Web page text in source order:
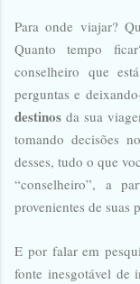
Para onde viajar?
Quanto tempo
conselheiro que
perguntas e
destinos da sua
tomando decisões
desses, tudo o que
“conselheiro”, a
provenientes de suas
E por falar em
fonte inesgotável de